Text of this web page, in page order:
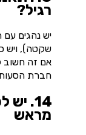
רגיל?
שקטה), ויש
אם זה חשוב
חברת הסעות
14.
מראש